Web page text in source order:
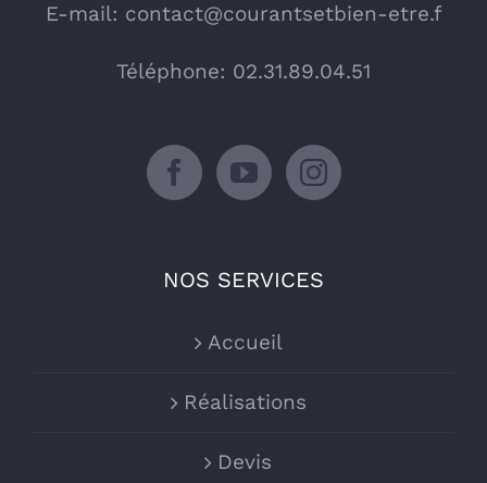
E-mail: contact@courantsetbien-etre.f
Téléphone: 02.31.89.04.51
NOS SERVICES
Accueil
Réalisations
Devis